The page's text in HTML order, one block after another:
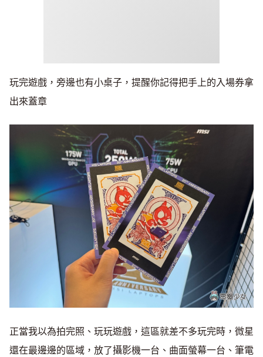
玩完遊戲，旁邊也有小桌子，提醒你記得把手上的入場券拿
出來蓋章
正當我以為拍完照、玩玩遊戲，這區就差不多玩完時，微星
還在最邊邊的區域，放了攝影機一台、曲面螢幕一台、筆電